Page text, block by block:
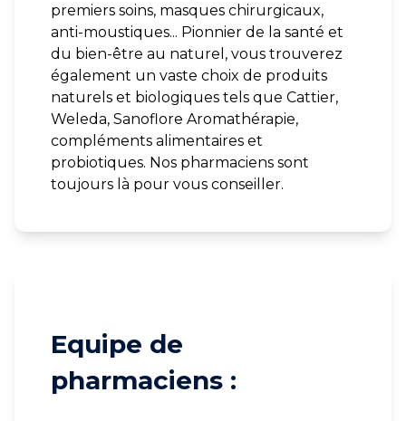
premiers soins, masques chirurgicaux,
anti-moustiques... Pionnier de la santé et
du bien-être au naturel, vous trouverez
également un vaste choix de produits
naturels et biologiques tels que Cattier,
Weleda, Sanoflore Aromathérapie,
compléments alimentaires et
probiotiques. Nos pharmaciens sont
toujours là pour vous conseiller.
Equipe de
pharmaciens :